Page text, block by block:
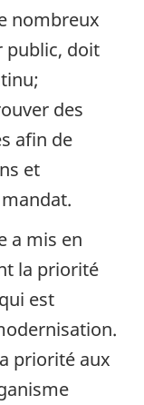
nombreux
public, doit
des
afin de
et
a mis en
la priorité
est
priorité aux